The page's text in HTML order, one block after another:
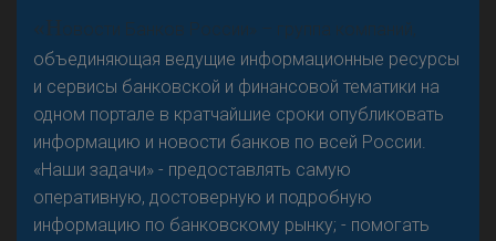
Резкого разворота на рынке автокредитов не
предвидится - «Интервью»
«Н
овости Банков России» – группа компаний,
объединяющая ведущие информационные ресурсы
и сервисы банковской и финансовой тематики на
одном портале в кратчайшие сроки опубликовать
информацию и новости банков по всей России.
«Наши задачи» - предоставлять самую
оперативную, достоверную и подробную
информацию по банковскому рынку; - помогать